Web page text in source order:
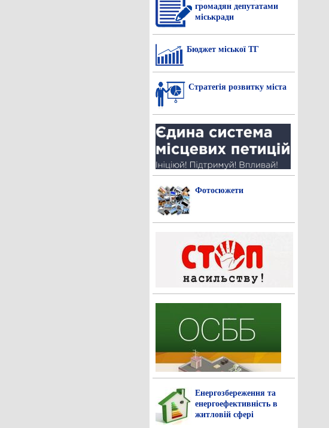
громадян депутатами
міськради
Бюджет міської ТГ
Стратегія розвитку міста
Фотосюжети
Енергозбереження та
енергоефективність в
житловій сфері